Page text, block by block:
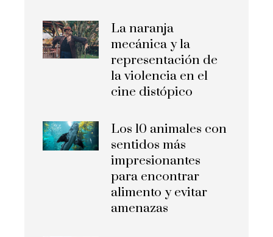
La naranja
mecánica y la
representación de
la violencia en el
cine distópico
Los 10 animales con
sentidos más
impresionantes
para encontrar
alimento y evitar
amenazas